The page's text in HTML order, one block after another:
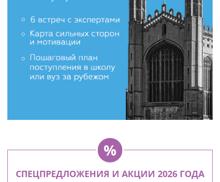
СПЕЦПРЕДЛОЖЕНИЯ И АКЦИИ 2026 ГОДА